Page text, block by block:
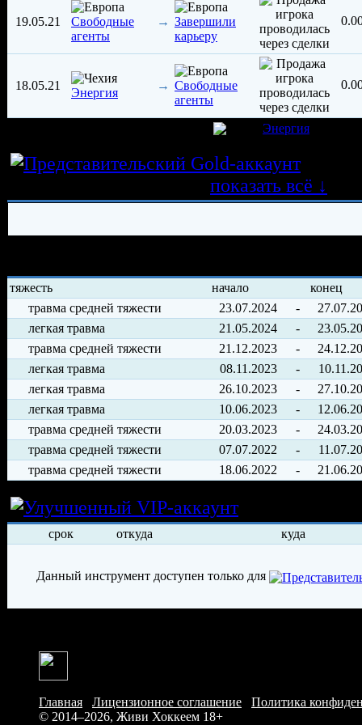
19.05.21
Свободные
агенты
→ Завершили
карьеру
18.05.21
Энергия
→ Свободные
агенты
Энергия
показать всё ↓
тяжесть начало
конец
травма средней тяжести
23.07.2024 -
легкая травма
21.05.2024 -
травма средней тяжести
21.12.2023 -
легкая травма
08.11.2023 -
легкая травма
26.10.2023 -
легкая травма
10.06.2023 -
травма средней тяжести
20.03.2023 -
травма средней тяжести
07.07.2022 -
травма средней тяжести
18.06.2022 -
Условия
срок откуда куда
Данный инструмент доступен только для
Главная Лицензионное соглашение
Политика
© 2014–2026, Живи Хоккеем 18+